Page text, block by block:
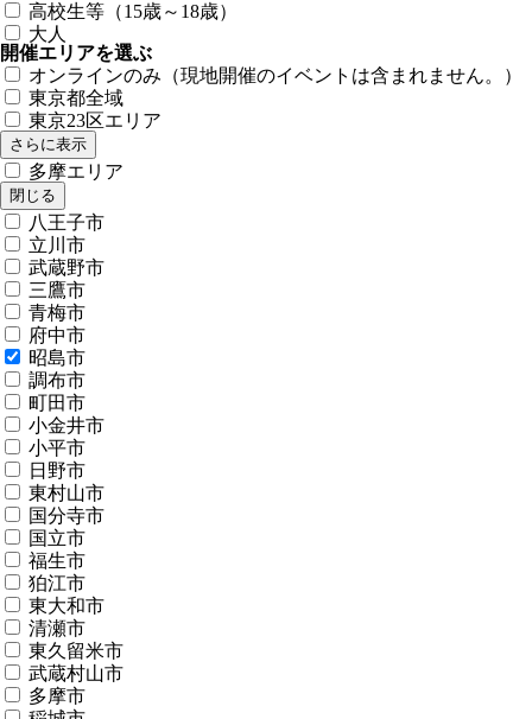
高校生等（15歳～18歳）
大人
開催エリアを選ぶ
オンラインのみ（現地開催のイベントは含まれません。）
東京都全域
東京23区エリア
さらに表示
多摩エリア
閉じる
八王子市
立川市
武蔵野市
三鷹市
青梅市
府中市
昭島市
調布市
町田市
小金井市
小平市
日野市
東村山市
国分寺市
国立市
福生市
狛江市
東大和市
清瀬市
東久留米市
武蔵村山市
多摩市